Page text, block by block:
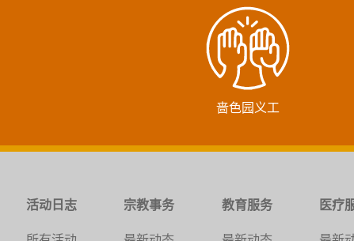
啬色园义工
活动日志
宗教事务
教育服务
医疗